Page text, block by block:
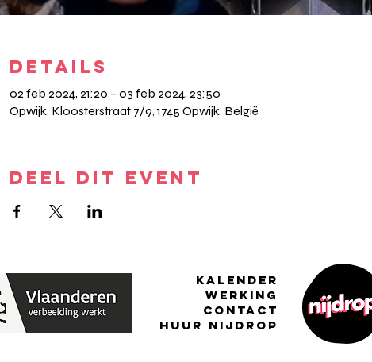
DETAILS
02 feb 2024, 21:20 – 03 feb 2024, 23:50
Opwijk, Kloosterstraat 7/9, 1745 Opwijk, België
DEEL DIT EVENT
KALENDER
WERKING
CONTACT
HUUR NIJDROP